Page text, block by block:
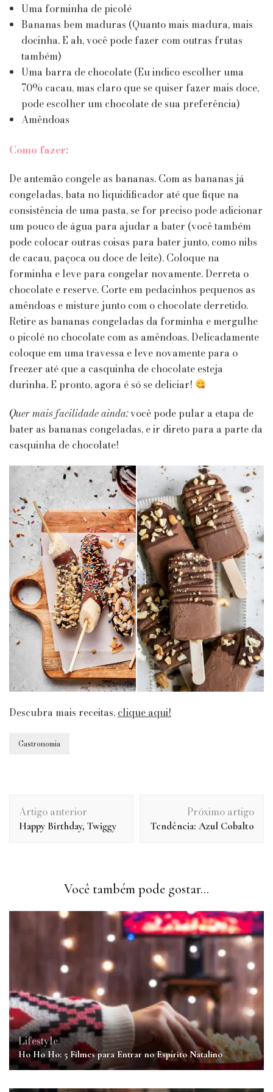
Uma forminha de picolé
Bananas bem maduras (Quanto mais madura, mais
docinha. E ah, você pode fazer com outras frutas
também)
Uma barra de chocolate (Eu indico escolher uma
70% cacau, mas claro que se quiser fazer mais doce,
pode escolher um chocolate de sua preferência)
Amêndoas
Como fazer:
De antemão congele as bananas. Com as bananas já
congeladas, bata no liquidificador até que fique na
consistência de uma pasta, se for preciso pode adicionar
um pouco de água para ajudar a bater (você também
pode colocar outras coisas para bater junto, como nibs
de cacau, paçoca ou doce de leite). Coloque na
forminha e leve para congelar novamente. Derreta o
chocolate e reserve. Corte em pedacinhos pequenos as
amêndoas e misture junto com o chocolate derretido.
Retire as bananas congeladas da forminha e mergulhe
o picolé no chocolate com as amêndoas. Delicadamente
coloque em uma travessa e leve novamente para o
freezer até que a casquinha de chocolate esteja
durinha. E pronto, agora é só se deliciar!
Quer mais facilidade ainda:você pode pular a etapa de
bater as bananas congeladas, e ir direto para a parte da
casquinha de chocolate!
Descubra mais receitas, clique aqui!
Gastronomia
de
post
Artigo anterior
Happy Birthday, Twiggy
Próximo artigo
Tendência: Azul Cobalto
Você também pode gostar...
Lifestyle
Ho Ho Ho: 5 Filmes para Entrar no Espírito Natalino